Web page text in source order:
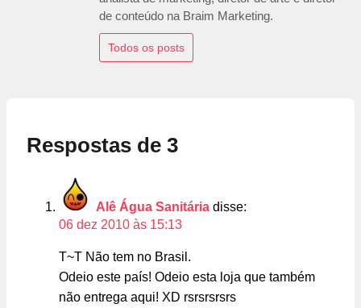
de conteúdo na Braim Marketing.
Todos os posts
Respostas de 3
Alê Água Sanitária disse:
06 dez 2010 às 15:13
T~T Não tem no Brasil.
Odeio este país! Odeio esta loja que também
não entrega aqui! XD rsrsrsrsrs